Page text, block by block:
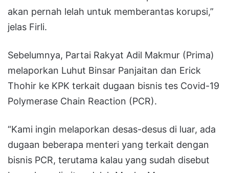
akan pernah lelah untuk memberantas korupsi,”
jelas Firli.
Sebelumnya, Partai Rakyat Adil Makmur (Prima)
melaporkan Luhut Binsar Panjaitan dan Erick
Thohir ke KPK terkait dugaan bisnis tes Covid-19
Polymerase Chain Reaction (PCR).
“Kami ingin melaporkan desas-desus di luar, ada
dugaan beberapa menteri yang terkait dengan
bisnis PCR, terutama kalau yang sudah disebut